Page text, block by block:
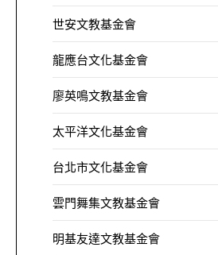
世安文教基金會
龍應台文化基金會
廖英鳴文教基金會
太平洋文化基金會
台北市文化基金會
雲門舞集文教基金會
明基友達文教基金會